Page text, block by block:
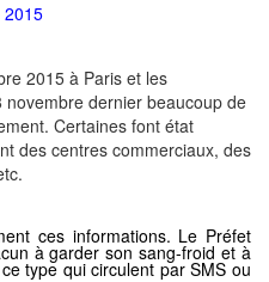
2015
2015 à Paris et les
dernier beaucoup de
Certaines font état
des centres commerciaux, des
ces informations. Le Préfet
à garder son sang-froid et à
type qui circulent par SMS ou